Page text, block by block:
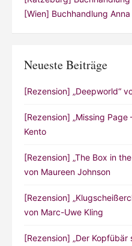
[Wien] Buchhandlung
Neueste Beiträge
[Rezension] „Deepworld“
[Rezension] „Missing Page
Kento
[Rezension] „The Box in
von Maureen Johnson
[Rezension]
von Marc-Uwe Kling
[Rezension] „Der